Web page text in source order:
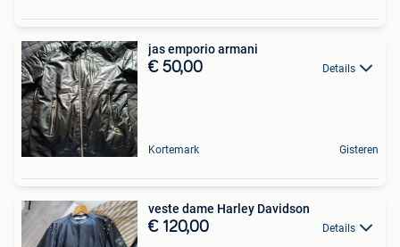
jas emporio armani
€ 50,00 Details
Kortemark Gisteren
veste dame Harley Davidson
€ 120,00 Details